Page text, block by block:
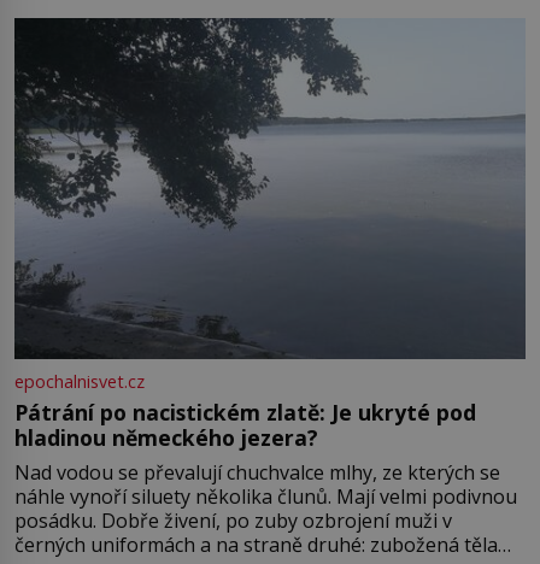
Boskovice na okraji Drahanské vrchoviny vznikla někdy
ve13. století, a už v roce 1313 kronikáři zaznamenali
epochalnisvet.cz
Pátrání po nacistickém zlatě: Je ukryté pod
hladinou německého jezera?
Nad vodou se převalují chuchvalce mlhy, ze kterých se
náhle vynoří siluety několika člunů. Mají velmi podivnou
posádku. Dobře živení, po zuby ozbrojení muži v
černých uniformách a na straně druhé: zubožená těla